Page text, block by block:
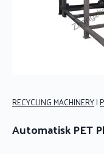
RECYCLING MACHINERY|
Automatisk PET